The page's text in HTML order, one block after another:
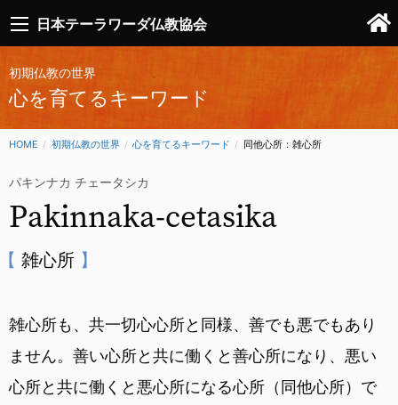
日本テーラワーダ仏教協会
初期仏教の世界
心を育てるキーワード
HOME 初期仏教の世界 心を育てるキーワード CURRENT:
同他心所：雑心所
雑心所
Pakinnaka-cetasika
パキンナカ チェータシカ
雑心所も、共一切心心所と同様、善でも悪でもあり
ません。善い心所と共に働くと善心所になり、悪い
心所と共に働くと悪心所になる心所（同他心所）で